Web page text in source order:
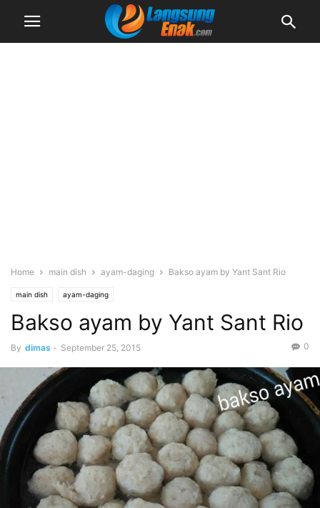
Home main dish ayam-daging Bakso ayam by Yant Sant Rio
main dish ayam-daging
Bakso ayam by Yant Sant Rio
By dimas - September 25, 2015 0